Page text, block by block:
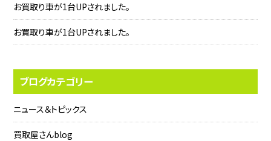
お買取り車が1台UPされました。
お買取り車が1台UPされました。
ブログカテゴリー
ニュース＆トピックス
買取屋さんblog